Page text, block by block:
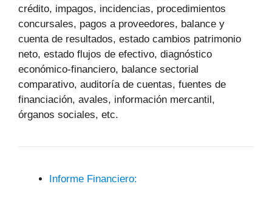
crédito, impagos, incidencias, procedimientos
concursales, pagos a proveedores, balance y
cuenta de resultados, estado cambios patrimonio
neto, estado flujos de efectivo, diagnóstico
económico-financiero, balance sectorial
comparativo, auditoría de cuentas, fuentes de
financiación, avales, información mercantil,
órganos sociales, etc.
Informe Financiero: